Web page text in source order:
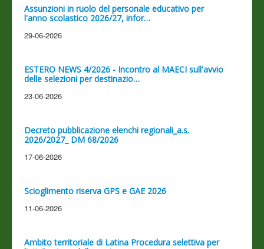
Assunzioni in ruolo del personale educativo per
l'anno scolastico 2026/27, infor…
29-06-2026
ESTERO NEWS 4/2026 - Incontro al MAECI sull'avvio
delle selezioni per destinazio…
23-06-2026
Decreto pubblicazione elenchi regionali_a.s.
2026/2027_ DM 68/2026
17-06-2026
Scioglimento riserva GPS e GAE 2026
11-06-2026
Ambito territoriale di Latina Procedura selettiva per